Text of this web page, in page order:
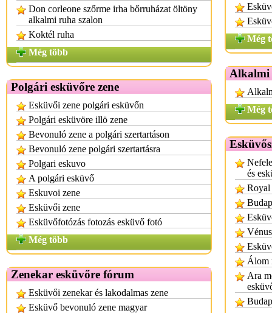
Don corleone szőrme irha bőrruházat öltöny
alkalmi ruha szalon
Koktél ruha
Még több
Polgári esküvőre zene
Esküvői zene polgári esküvőn
Polgári esküvöre illö zene
Bevonuló zene a polgári szertartáson
Bevonuló zene polgári szertartásra
Polgari eskuvo
A polgári esküvő
Eskuvoi zene
Esküvői zene
Esküvőfotózás fotozás esküvő fotó
Még több
Zenekar esküvőre fórum
Esküvői zenekar és lakodalmas zene
Esküvő bevonuló zene magyar
Még
Alkalmi
Még
és
Royal
Álom
Ara